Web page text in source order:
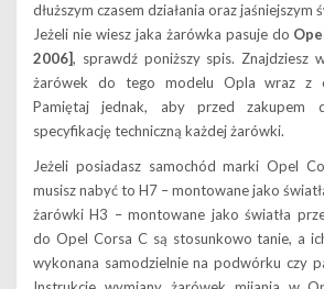
dłuższym czasem działania oraz jaśniejszym
Jeżeli nie wiesz jaka żarówka pasuje do
2006], sprawdź poniższy spis. Znajdziesz
żarówek do tego modelu Opla wraz z
Pamiętaj jednak, aby przed zakupem
specyfikację techniczną każdej żarówki.
Jeżeli posiadasz samochód marki Opel
musisz nabyć to H7 – montowane jako
żarówki H3 – montowane jako światła
do Opel Corsa C są stosunkowo tanie, a
wykonana samodzielnie na podwórku czy